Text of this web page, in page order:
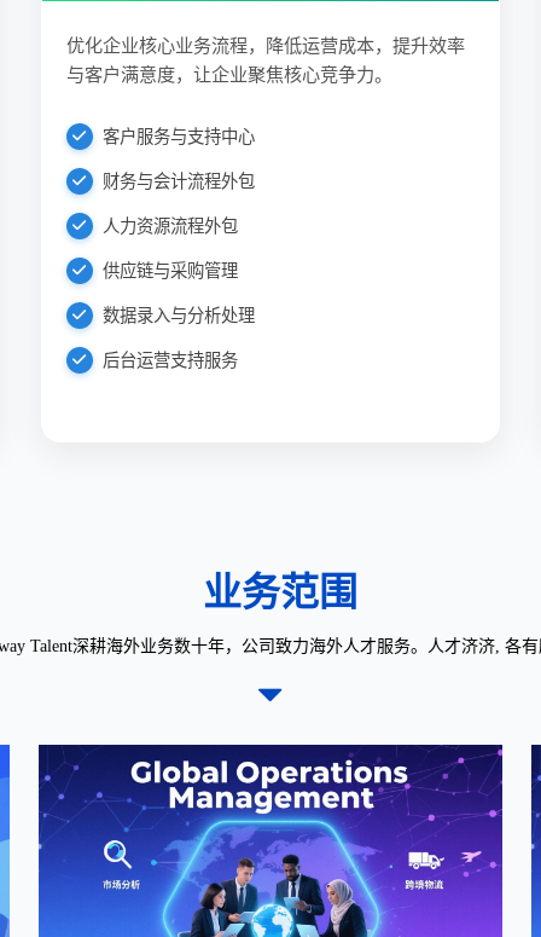
优化企业核心业务流程，降低运营成本，提升效率
与客户满意度，让企业聚焦核心竞争力。
客户服务与支持中心
财务与会计流程外包
人力资源流程外包
供应链与采购管理
数据录入与分析处理
后台运营支持服务
业务范围
Talent深耕海外业务数十年，公司致力海外人才服务。人才济济, 各